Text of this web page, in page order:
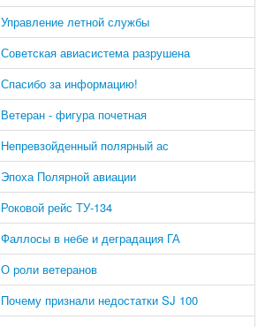
Управление летной службы
Советская авиасистема разрушена
Спасибо за информацию!
Ветеран - фигура почетная
Непревзойденный полярный ас
Эпоха Полярной авиации
Роковой рейс ТУ-134
Фаллосы в небе и деградация ГА
О роли ветеранов
Почему признали недостатки SJ 100